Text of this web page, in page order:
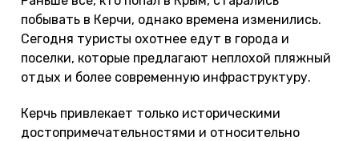
побывать в Керчи, однако времена изменились.
Сегодня туристы охотнее едут в города и
поселки, которые предлагают неплохой пляжный
отдых и более современную инфраструктуру.
Керчь привлекает только историческими
достопримечательностями и относительно